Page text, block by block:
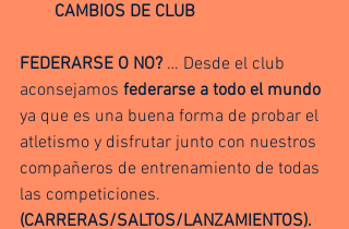
CAMBIOS DE CLUB
FEDERARSE O NO? … Desde el club
aconsejamos federarse a todo el mundo
ya que es una buena forma de probar el
atletismo y disfrutar junto con nuestros
compañeros de entrenamiento de todas
las competiciones.
(CARRERAS/SALTOS/LANZAMIENTOS).